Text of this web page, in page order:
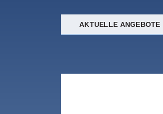
AKTUELLE ANGEBOTE